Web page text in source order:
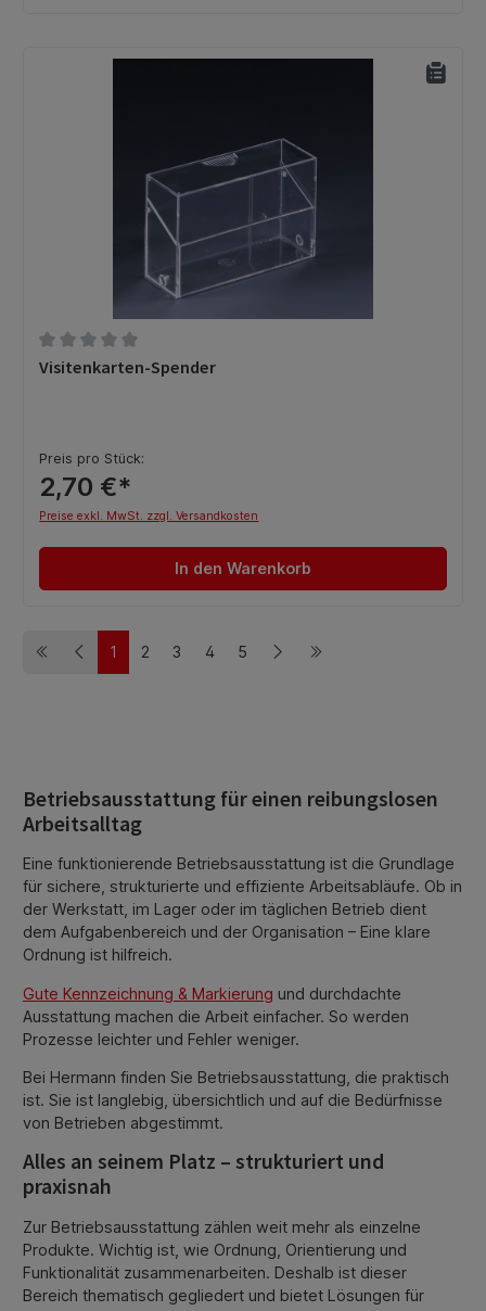
Durchschnittliche Bewertung von 0 von 5 Sternen
Visitenkarten-Spender
Preis pro Stück:
2,70 €*
Preise exkl. MwSt. zzgl. Versandkosten
In den Warenkorb
Seite
1
Seite
2
Seite
3
Seite
4
Seite
5
Betriebsausstattung für einen reibungslosen
Arbeitsalltag
Eine funktionierende Betriebsausstattung ist die Grundlage
für sichere, strukturierte und effiziente Arbeitsabläufe. Ob in
der Werkstatt, im Lager oder im täglichen Betrieb dient
dem Aufgabenbereich und der Organisation – Eine klare
Ordnung ist hilfreich.
Gute Kennzeichnung & Markierung und durchdachte
Ausstattung machen die Arbeit einfacher. So werden
Prozesse leichter und Fehler weniger.
Bei Hermann finden Sie Betriebsausstattung, die praktisch
ist. Sie ist langlebig, übersichtlich und auf die Bedürfnisse
von Betrieben abgestimmt.
Alles an seinem Platz – strukturiert und
praxisnah
Zur Betriebsausstattung zählen weit mehr als einzelne
Produkte. Wichtig ist, wie Ordnung, Orientierung und
Funktionalität zusammenarbeiten. Deshalb ist dieser
Bereich thematisch gegliedert und bietet Lösungen für